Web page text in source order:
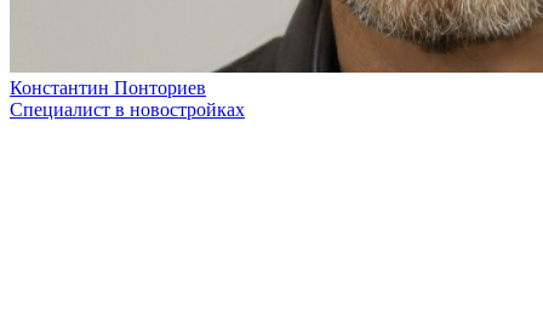
Константин Понториев
Специалист в новостройках